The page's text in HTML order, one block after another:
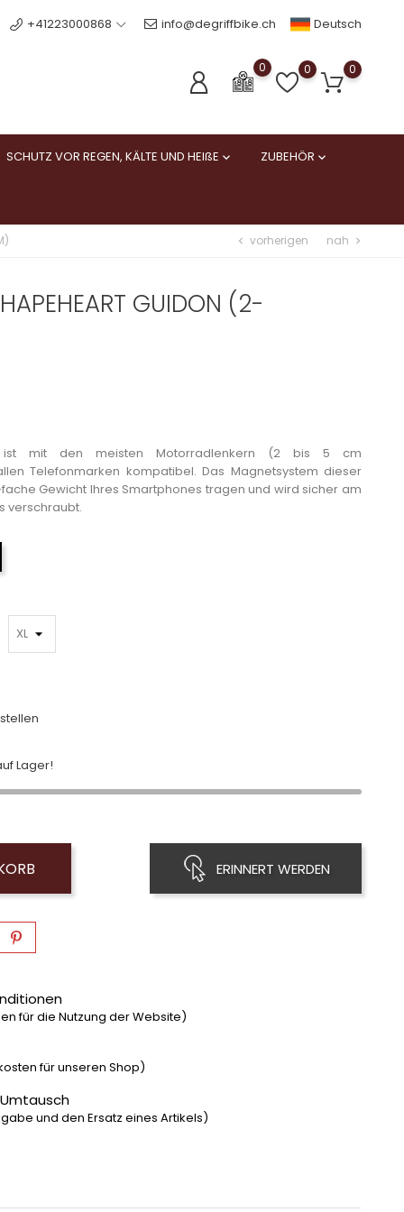
+41223000868 info@degriffbike.ch Deutsch
0 0 0
SCHUTZ VOR REGEN, KÄLTE UND HEIßE  ZUBEHÖR 
chevron_left vorherigen nah chevron_right
GUIDON (2-
ist mit den meisten Motorradlenkern (2 bis 5 cm
Telefonmarken kompatibel. Das Magnetsystem dieser
Gewicht Ihres Smartphones tragen und wird sicher am
verschraubt.
Lager!
ERINNERT WERDEN
für die Nutzung der Website)
für unseren Shop)
und den Ersatz eines Artikels)